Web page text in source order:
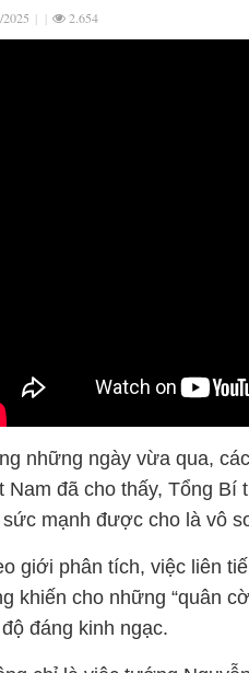
| | 2.654
những ngày vừa qua,
Nam đã cho thấy, Tổng Bí
mạnh được cho là vô
giới phân tích, việc liên
khiến cho những “quân
đáng kinh ngạc.